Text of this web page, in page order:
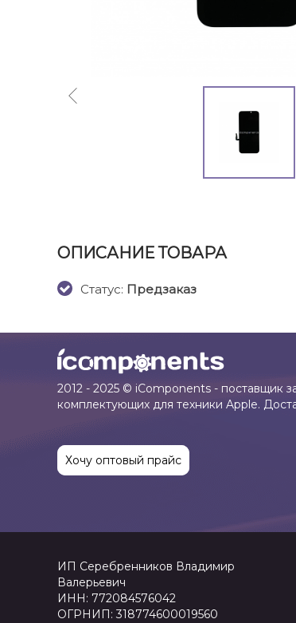
ОПИСАНИЕ ТОВАРА
Cтатус: Предзаказ
2012 - 2025 © iComponents - поставщик
комплектующих для техники Apple.
Хочу оптовый прайс
ИП Серебренников Владимир
Валерьевич
ИНН: 772084576042
ОГРНИП: 318774600019560